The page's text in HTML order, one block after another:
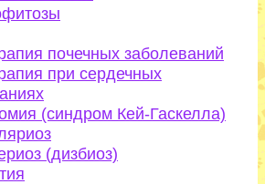
почечных заболеваний
при сердечных
(синдром Кей-Гаскелла)
(дизбиоз)